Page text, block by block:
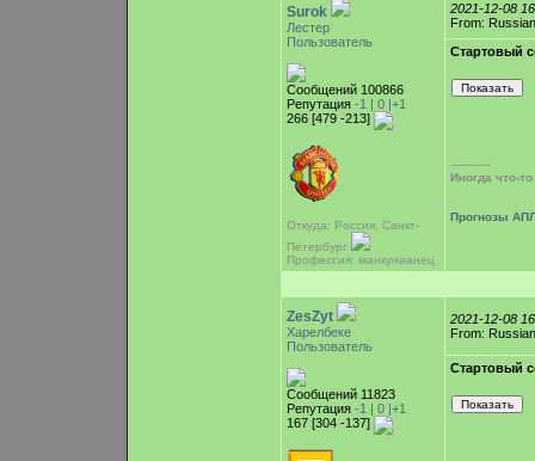
Surok
Лестер
Пользователь
Сообщений 100866
Репутация -1 | 0 |+1
266 [479 -213]
Откуда: Россия, Санкт-
Петербург
Профессия: манкунианец
2021-12-08
From:
Стартовый
-----------
Иногда что-
Прогнозы
ZesZyt
Харелбеке
Пользователь
Сообщений 11823
Репутация -1 | 0 |+1
167 [304 -137]
2021-12-08
From:
Стартовый